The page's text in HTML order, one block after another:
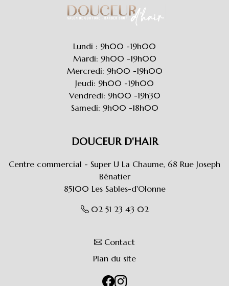
Lundi : 9h00 -19h00
Mardi: 9h00 -19h00
Mercredi: 9h00 -19h00
Jeudi: 9h00 -19h00
Vendredi: 9h00 -19h30
Samedi: 9h00 -18h00
DOUCEUR D'HAIR
Centre commercial - Super U La Chaume, 68 Rue Joseph
Bénatier
85100 Les Sables-d'Olonne
02 51 23 43 02
Contact
Plan du site